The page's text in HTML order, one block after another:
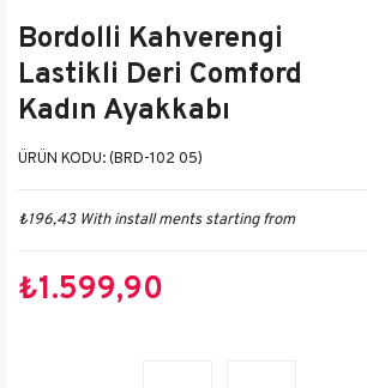
Bordolli Kahverengi
Lastikli Deri Comford
Kadın Ayakkabı
(BRD-102 05)
₺196,43 With install ments starting from
₺1.599,90